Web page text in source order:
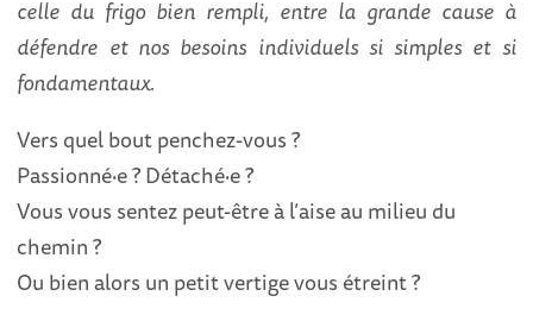
celle du frigo bien rempli, entre la grande cause à
défendre et nos besoins individuels si simples et si
fondamentaux.
Vers quel bout penchez-vous ?
Passionné·e ? Détaché·e ?
Vous vous sentez peut-être à l’aise au milieu du
chemin ?
Ou bien alors un petit vertige vous étreint ?